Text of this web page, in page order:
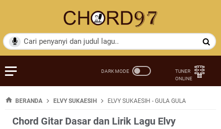
BERANDA ELVY SUKAESIH ELVY SUKAESIH - GULA GULA
Chord Gitar Dasar dan Lirik Lagu Elvy